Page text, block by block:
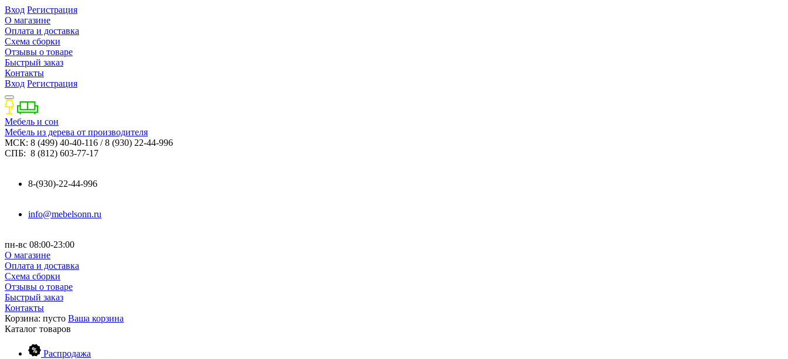
Вход Регистрация
О магазине
Оплата и доставка
Схема сборки
Отзывы о товаре
Быстрый заказ
Контакты
Вход Регистрация
Мебель и сон
Мебель из дерева от производителя
МСК: 8 (499) 40-40-116 / 8 (930) 22-44-996
СПБ: 8 (812) 603-77-17
8-(930)-22-44-996
info@mebelsonn.ru
пн-вс 08:00-23:00
О магазине
Оплата и доставка
Схема сборки
Отзывы о товаре
Быстрый заказ
Контакты
Корзина: пусто Ваша корзина
Каталог товаров
Распродажа